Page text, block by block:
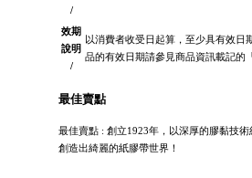
/
效期
說明
/
以消費者收受日起算，至少具有效日
品的有效日期請參見商品資訊載記的
最佳賣點
最佳賣點 : 創立1923年，以深厚的膠黏技術
創造出綺麗的紙膠帶世界！